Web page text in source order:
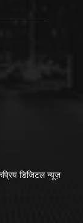
डिजिटल न्यूज़